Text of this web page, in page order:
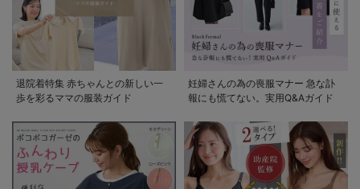
退院着特集 赤ちゃんとの新しい一
歩を彩るママの服装ガイド
妊婦さんの為の喪服マナー 急な訃
報にも慌てない。実用Q&Aガイド